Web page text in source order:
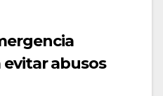
evitar abusos